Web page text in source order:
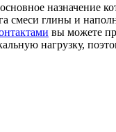
назначение
смеси глины и
вы можете
нагрузку,